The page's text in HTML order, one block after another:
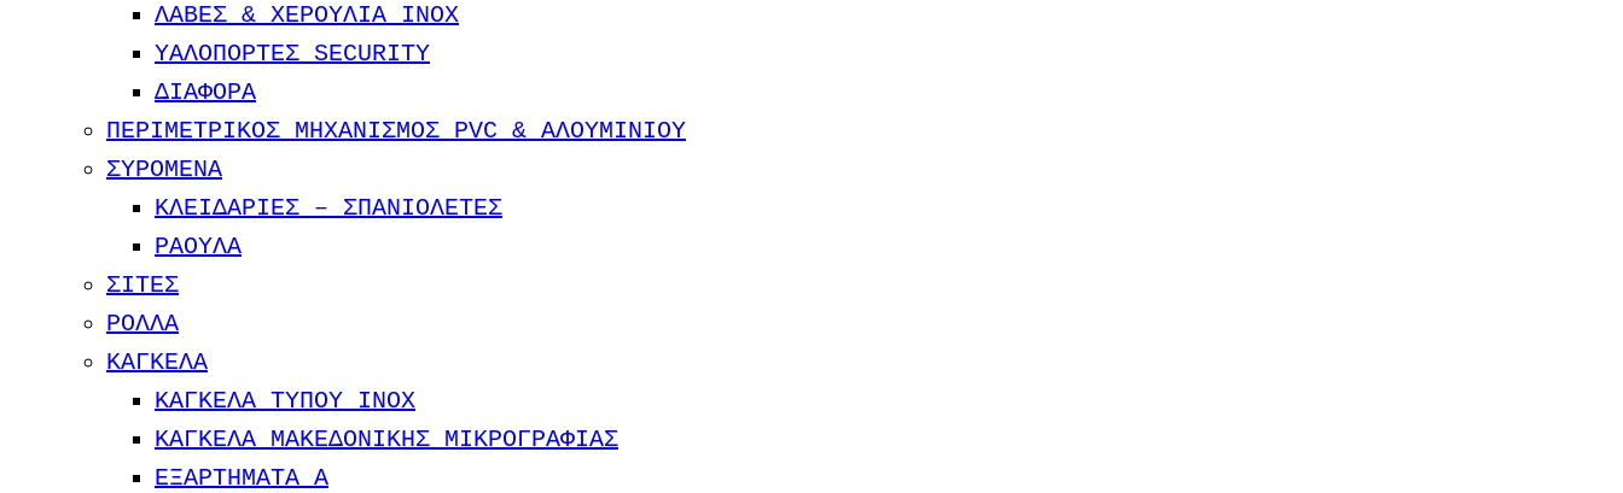
ΛΑΒΕΣ & ΧΕΡΟΥΛΙΑ INOX
ΥΑΛΟΠΟΡΤΕΣ SECURITY
ΔΙΑΦΟΡΑ
ΠΕΡΙΜΕΤΡΙΚΟΣ ΜΗΧΑΝΙΣΜΟΣ PVC & ΑΛΟΥΜΙΝΙΟΥ
ΣΥΡΟΜΕΝΑ
ΚΛΕΙΔΑΡΙΕΣ – ΣΠΑΝΙΟΛΕΤΕΣ
ΡΑΟΥΛΑ
ΣΙΤΕΣ
ΡΟΛΛΑ
ΚΑΓΚΕΛΑ
ΚΑΓΚΕΛΑ ΤΥΠΟΥ INOX
ΚΑΓΚΕΛΑ ΜΑΚΕΔΟΝΙΚΗΣ ΜΙΚΡΟΓΡΑΦΙΑΣ
ΕΞΑΡΤΗΜΑΤΑ Α